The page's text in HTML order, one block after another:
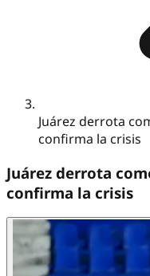
Juárez derrota
confirma la crisis
Juárez derrota
confirma la crisis